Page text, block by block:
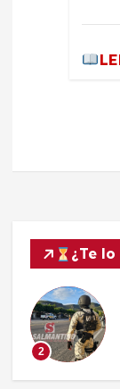
¿Te
2